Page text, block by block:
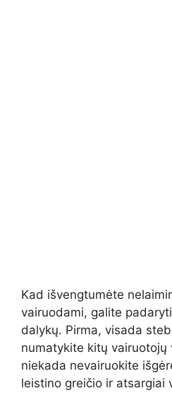
Kad išvengtumėte
vairuodami, galite
dalykų. Pirma, visada
numatykite kitų vairuotojų
niekada nevairuokite
leistino greičio ir atsargiai